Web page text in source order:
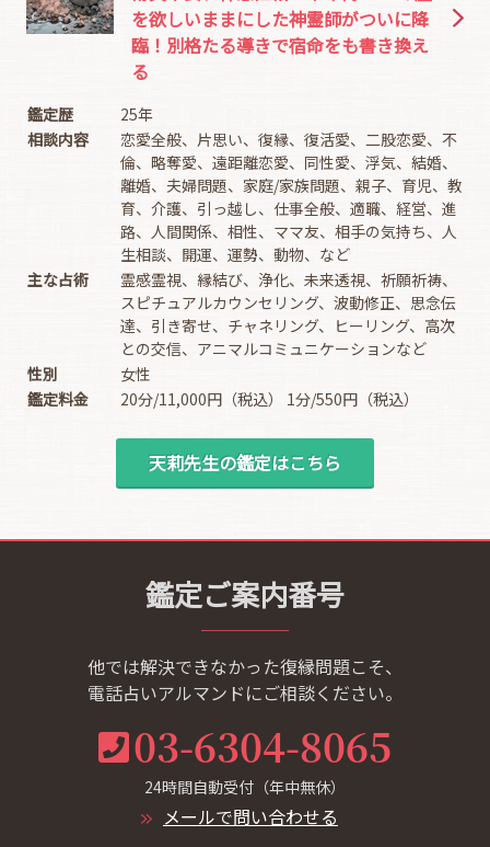
を欲しいままにした神霊師がついに降
臨！別格たる導きで宿命をも書き換え
る
鑑定歴
25年
相談内容
恋愛全般、片思い、復縁、復活愛、二股恋愛、不
倫、略奪愛、遠距離恋愛、同性愛、浮気、結婚、
離婚、夫婦問題、家庭/家族問題、親子、育児、教
育、介護、引っ越し、仕事全般、適職、経営、進
路、人間関係、相性、ママ友、相手の気持ち、人
生相談、開運、運勢、動物、など
主な占術
霊感霊視、縁結び、浄化、未来透視、祈願祈祷、
スピチュアルカウンセリング、波動修正、思念伝
達、引き寄せ、チャネリング、ヒーリング、高次
との交信、アニマルコミュニケーションなど
性別
女性
鑑定料金
20分/11,000円（税込） 1分/550円（税込）
天莉先生の鑑定はこちら
鑑定ご案内番号
他では解決できなかった復縁問題こそ、
電話占いアルマンドにご相談ください。
03-6304-8065
24時間自動受付（年中無休）
メールで問い合わせる